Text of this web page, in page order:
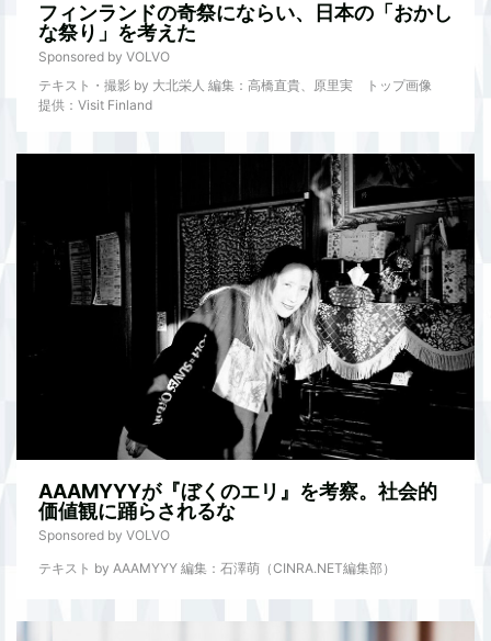
フィンランドの奇祭にならい、日本の「おかし
な祭り」を考えた
Sponsored by VOLVO
テキスト・撮影 by 大北栄人 編集：高橋直貴、原里実 トップ画像
提供：Visit Finland
AAAMYYYが『ぼくのエリ』を考察。社会的
価値観に踊らされるな
Sponsored by VOLVO
テキスト by AAAMYYY 編集：石澤萌（CINRA.NET編集部）